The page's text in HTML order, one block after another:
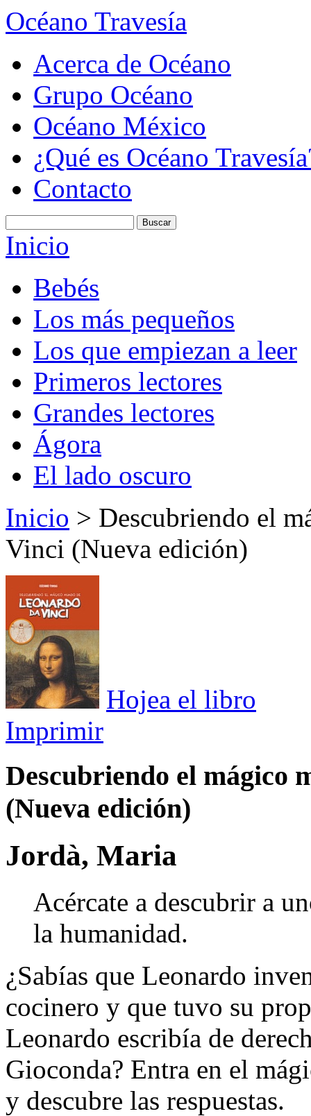
Océano Travesía
Acerca de Océano
Grupo Océano
Océano México
¿Qué es Océano
Contacto
Inicio
Bebés
Los más pequeños
Los que empiezan a leer
Primeros lectores
Grandes lectores
Ágora
El lado oscuro
Inicio > Descubriendo el
Vinci (Nueva edición)
Hojea el libro
Imprimir
Descubriendo el mágico
(Nueva edición)
Jordà, Maria
Acércate a descubrir a
la humanidad.
¿Sabías que Leonardo
cocinero y que tuvo su
Leonardo escribía de
Gioconda? Entra en el
y descubre las respuestas.